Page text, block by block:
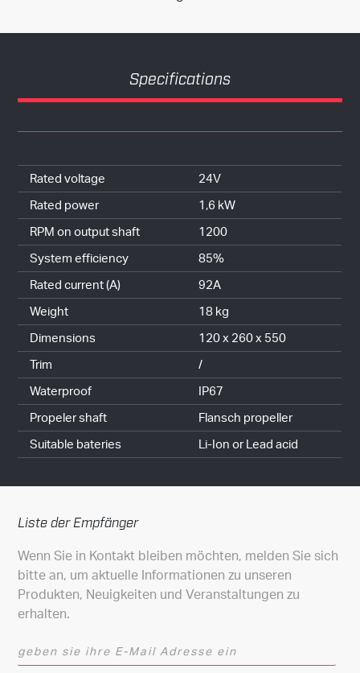
Specifications
Rated voltage
24V
Rated power
1,6 kW
RPM on output shaft
1200
System efficiency
85%
Rated current (A)
92A
Weight
18 kg
Dimensions
120 x 260 x 550
Trim
/
Waterproof
IP67
Propeler shaft
Flansch propeller
Suitable bateries
Li-Ion or Lead acid
Liste der Empfänger
Wenn Sie in Kontakt bleiben möchten, melden Sie sich
bitte an, um aktuelle Informationen zu unseren
Produkten, Neuigkeiten und Veranstaltungen zu
erhalten.
geben sie ihre E-Mail Adresse ein